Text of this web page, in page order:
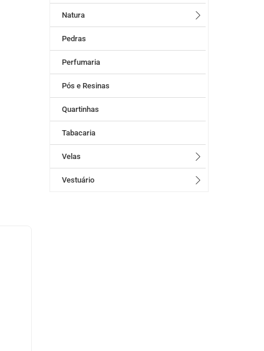
Natura
Pedras
Perfumaria
Pós e Resinas
Quartinhas
Tabacaria
Velas
Vestuário